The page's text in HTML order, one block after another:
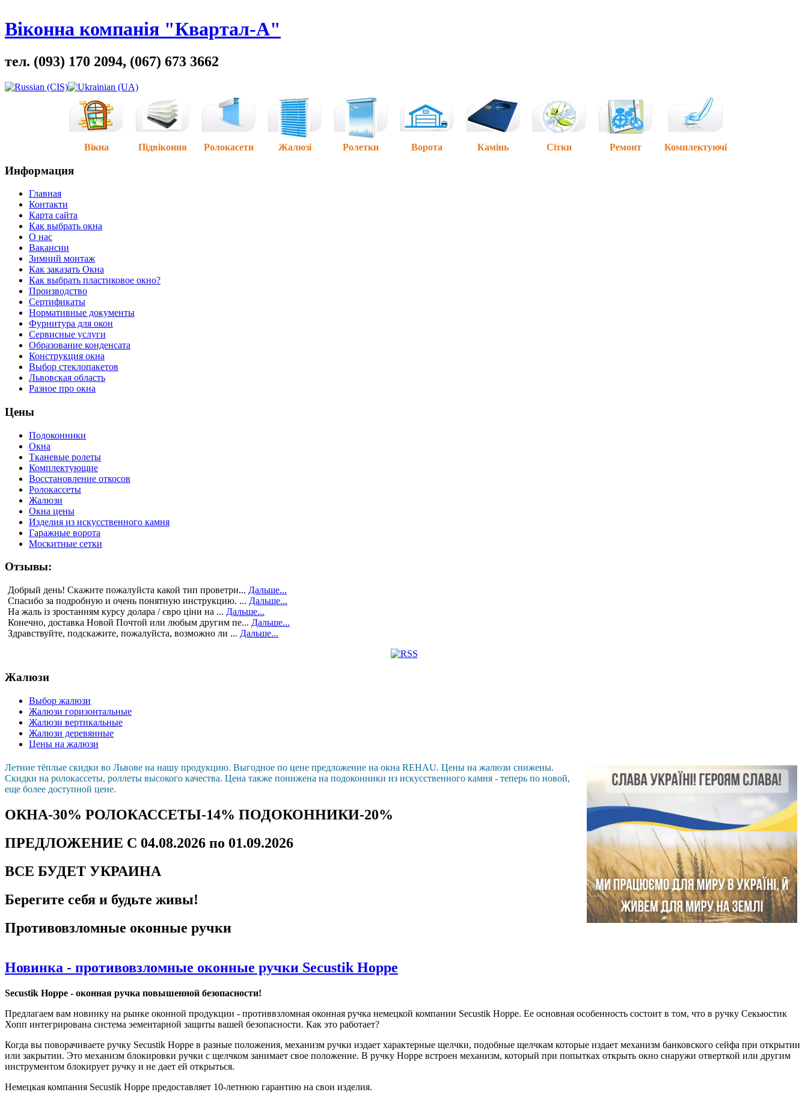
Віконна компанія "Квартал-А"
тел. (093) 170 2094, (067) 673 3662
Вікна Підвіконня Ролокасети Жалюзі Ролетки Ворота Камінь Сітки Ремонт Комплектуючі
Информация
Главная
Контакти
Карта сайта
Как выбрать окна
О нас
Вакансии
Зимний монтаж
Как заказать Окна
Как выбрать пластиковое окно?
Производство
Сертификаты
Нормативные документы
Фурнитура для окон
Сервисные услуги
Образование конденсата
Конструкция окна
Выбор стеклопакетов
Львовская область
Разное про окна
Цены
Подоконники
Окна
Тканевые ролеты
Комплектующие
Восстановление откосов
Ролокассеты
Жалюзи
Окна цены
Изделия из искусственного камня
Гаражные ворота
Москитные сетки
Отзывы:
Добрый день! Скажите пожалуйста какой тип проветри... Дальше...
Спасибо за подробную и очень понятную инструкцию. ... Дальше...
На жаль із зростанням курсу долара / євро ціни на ... Дальше...
Конечно, доставка Новой Почтой или любым другим пе... Дальше...
Здравствуйте, подскажите, пожалуйста, возможно ли ... Дальше...
Жалюзи
Выбор жалюзи
Жалюзи горизонтальные
Жалюзи вертикальные
Жалюзи деревянные
Цены на жалюзи
Летние тёплые скидки во Львове на нашу продукцию. Выгодное по цене предложение на окна REHAU. Цены на жалюзи снижены.
Скидки на ролокассеты, роллеты высокого качества. Цена также понижена на подоконники из искусственного камня - теперь по новой,
еще более доступной цене.
ОКНА-30% РОЛОКАССЕТЫ-14% ПОДОКОННИКИ-20%
ПРЕДЛОЖЕНИЕ С 04.08.2026 по 01.09.2026
ВСЕ БУДЕТ УКРАИНА
Берегите себя и будьте живы!
Противовзломные оконные ручки
Новинка - противовзломные оконные ручки Secustik Hoppe
Secustik Hoppe - оконная ручка повышенной безопасности!
Предлагаем вам новинку на рынке оконной продукции - противвзломная оконная ручка немецкой компании Secustik Hoppe. Ее основная особенность состоит в том, что в ручку Секьюстик
Хопп интегрирована система эементарной защиты вашей безопасности. Как это работает?
Когда вы поворачиваете ручку Secustik Hoppe в разные положения, механизм ручки издает характерные щелчки, подобные щелчкам которые издает механизм банковского сейфа при открытии
или закрытии. Это механизм блокировки ручки с щелчком занимает свое положение. В ручку Hoppe встроен механизм, который при попытках открыть окно снаружи отверткой или другим
инструментом блокирует ручку и не дает ей открыться.
Немецкая компания Secustik Hoppe предоставляет 10-летнюю гарантию на свои изделия.